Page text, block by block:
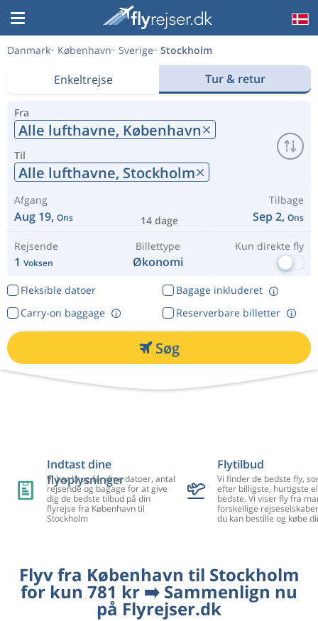
Danmark København Sverige Stockholm
Enkeltrejse Tur & retur
Fra
Alle lufthavne, København
Til
Alle lufthavne, Stockholm
Afgang
Aug 19, Ons 14 dage
Tilbage
Sep 2, Ons
Rejsende
1 Voksen
Billettype
Økonomi
Kun direkte fly
Fleksible datoer
Bagage inkluderet
Reserverbare billetter
Carry-on baggage
Søg
Indtast dine
flyoplysninger
Vi har brug for dine datoer, antal
rejsende og bagage for at give
dig de bedste tilbud på din
flyrejse fra København til
Stockholm
Flytilbud
Vi finder de bedste fly,
efter billigste, hurtigste
bedste. Vi viser fly fra
forskellige
du kan bestille og købe
Flyv fra København til Stockholm
for kun 781 kr ➡️ Sammenlign nu
på Flyrejser.dk